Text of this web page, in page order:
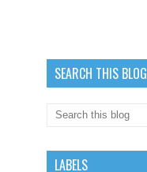
SEARCH THIS BLOG
LABELS